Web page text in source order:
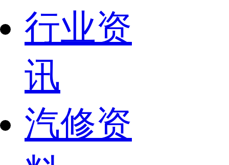
行业资
讯
汽修资